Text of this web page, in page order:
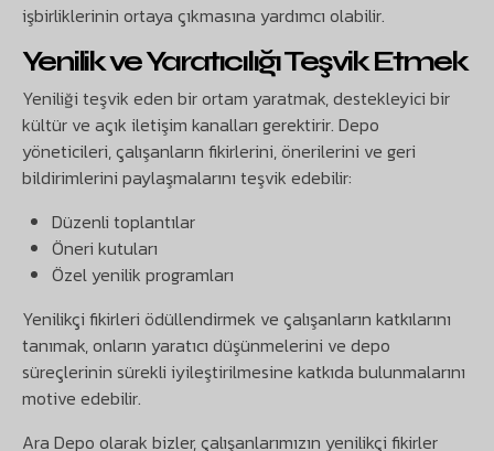
işbirliklerinin ortaya çıkmasına yardımcı olabilir.
Yenilik ve Yaratıcılığı Teşvik Etmek
Yeniliği teşvik eden bir ortam yaratmak, destekleyici bir
kültür ve açık iletişim kanalları gerektirir. Depo
yöneticileri, çalışanların fikirlerini, önerilerini ve geri
bildirimlerini paylaşmalarını teşvik edebilir:
Düzenli toplantılar
Öneri kutuları
Özel yenilik programları
Yenilikçi fikirleri ödüllendirmek ve çalışanların katkılarını
tanımak, onların yaratıcı düşünmelerini ve depo
süreçlerinin sürekli iyileştirilmesine katkıda bulunmalarını
motive edebilir.
Ara Depo olarak bizler, çalışanlarımızın yenilikçi fikirler